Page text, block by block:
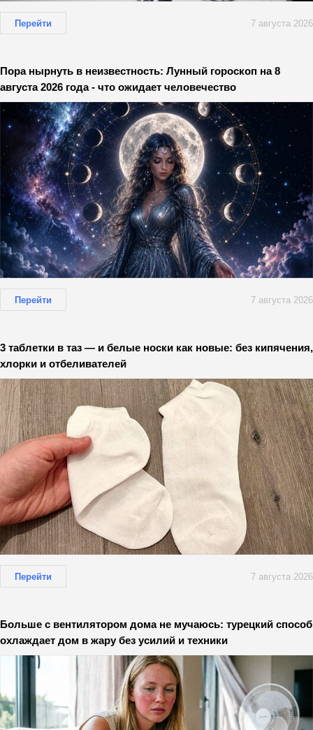
Перейти 7 августа 2026
Пора нырнуть в неизвестность: Лунный гороскоп на 8
августа 2026 года - что ожидает человечество
Перейти 7 августа 2026
3 таблетки в таз — и белые носки как новые: без кипячения,
хлорки и отбеливателей
Перейти 7 августа 2026
Больше с вентилятором дома не мучаюсь: турецкий способ
охлаждает дом в жару без усилий и техники